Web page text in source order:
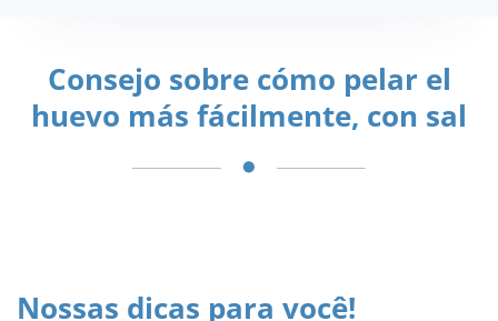
Consejo sobre cómo pelar el
huevo más fácilmente, con sal
Nossas dicas para você!